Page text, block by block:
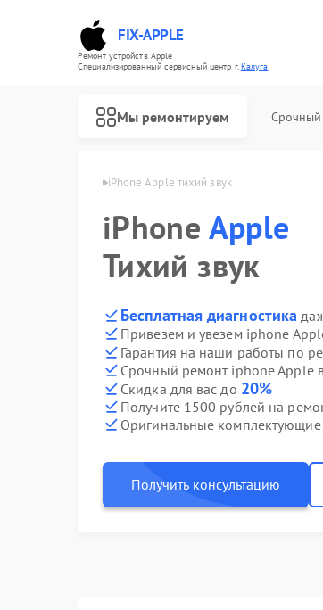
FIX-APPLE
Ремонт устройств Apple
Специализированный cервисный центр г.Калуга
Мы ремонтируем
iPhone Apple тихий звук
iPhone Apple
Тихий звук
Бесплатная диагностика
Привезем и увезем iphone
Гарантия на наши работы по
Срочный ремонт iphone Apple
Скидка для вас до 20%
Получите 1500 рублей на
Оригинальные
Получить консультацию